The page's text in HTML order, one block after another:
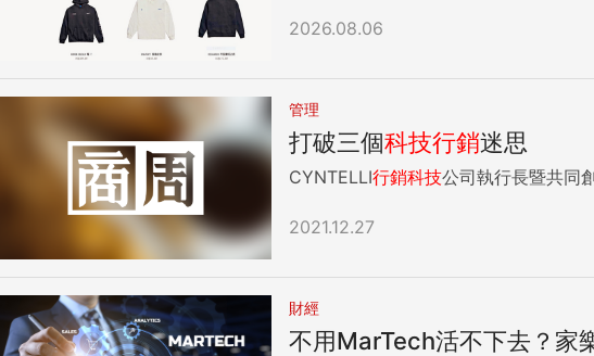
2026.08.06
管理
打破三個科技行銷迷思
CYNTELLI行銷科技公司執行長暨共同
2021.12.27
財經
不用MarTech活不下去？家